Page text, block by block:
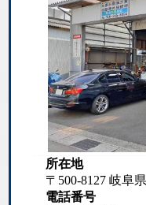
所在地
〒500-8127 岐阜
電話番号